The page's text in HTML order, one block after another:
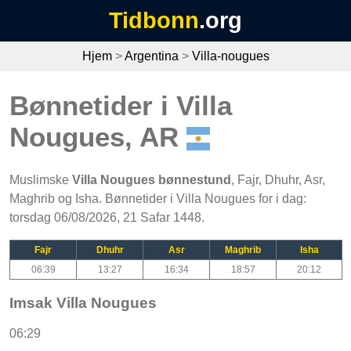
Tidbonn.org
Hjem>Argentina > Villa-nougues
Bønnetider i Villa
Nougues, AR
Muslimske Villa Nougues bønnestund , Fajr, Dhuhr, Asr,
Maghrib og Isha. Bønnetider i Villa Nougues for i dag:
torsdag 06/08/2026, 21 Safar 1448.
Fajr Dhuhr Asr Maghrib
Isha
06:39
13:27 16:34 18:57 20:12
Imsak Villa Nougues
06:29